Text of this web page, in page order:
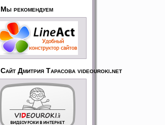
Мы рекомендуем
Сайт Дмитрия Тарасова videouroki.net